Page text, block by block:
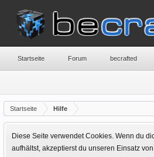
Startseite Hilfe
Diese Seite verwendet Cookies. Wenn du
aufhältst, akzeptierst du unseren Einsatz
Startseite Forum becrafted